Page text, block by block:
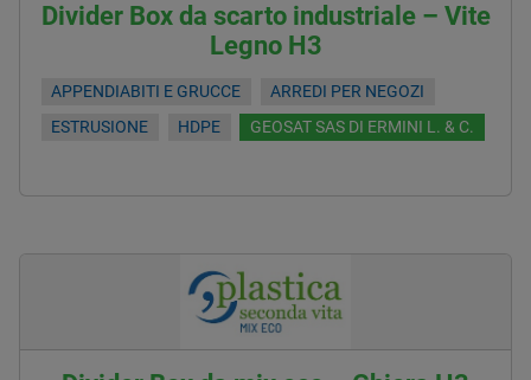
Divider Box da scarto industriale – Vite
Legno H3
APPENDIABITI E GRUCCE
ARREDI PER NEGOZI
ESTRUSIONE
HDPE GEOSAT SAS DI ERMINI L. & C.